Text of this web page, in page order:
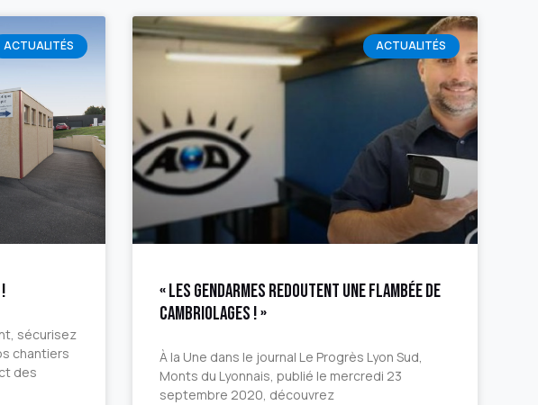
ACTUALITÉS
sécurisez
chantiers
des
ACTUALITÉS
« Les gendarmes redoutent une flambée de
cambriolages ! »
À la Une dans le journal Le Progrès Lyon Sud,
Monts du Lyonnais, publié le mercredi 23
septembre 2020, découvrez